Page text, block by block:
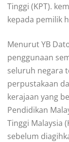
Tinggi (KPT).
kepada pemilik
Menurut YB
penggunaan
seluruh negara
perpustakaan
kerajaan yang
Pendidikan
Tinggi Malaysia
sebelum